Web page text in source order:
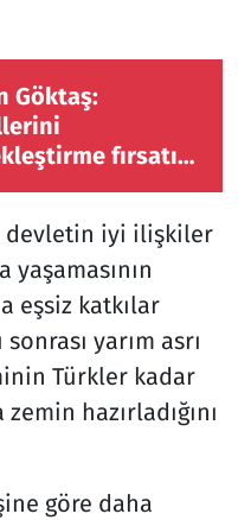
Göktaş:
fırsatı
inşa edecek
devletin iyi ilişkiler
eşsiz katkılar
yarım asrı
Türkler kadar
hazırladığını
göre daha